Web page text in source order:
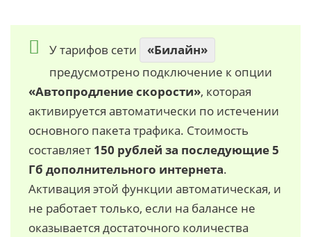
У тарифов сети
«Билайн»
предусмотрено подключение к опции
«Автопродление скорости», которая
активируется автоматически по истечении
основного пакета трафика. Стоимость
составляет 150 рублей за последующие 5
Гб дополнительного интернета.
Активация этой функции автоматическая, и
не работает только, если на балансе не
оказывается достаточного количества